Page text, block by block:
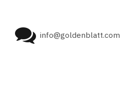
info@goldenblatt.com